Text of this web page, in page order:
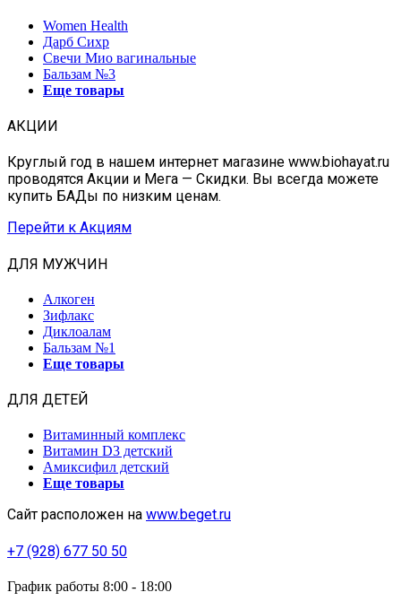
Women Health
Дарб Сихр
Свечи Мио вагинальные
Бальзам №3
Еще товары
АКЦИИ
Круглый год в нашем интернет магазине www.biohayat.ru
проводятся Акции и Мега — Скидки. Вы всегда можете
купить БАДы по низким ценам.
Перейти к Акциям
ДЛЯ МУЖЧИН
Алкоген
Зифлакс
Диклоалам
Бальзам №1
Еще товары
ДЛЯ ДЕТЕЙ
Витаминный комплекс
Витамин D3 детский
Амиксифил детский
Еще товары
Сайт расположен на www.beget.ru
+7 (928) 677 50 50
График работы 8:00 - 18:00